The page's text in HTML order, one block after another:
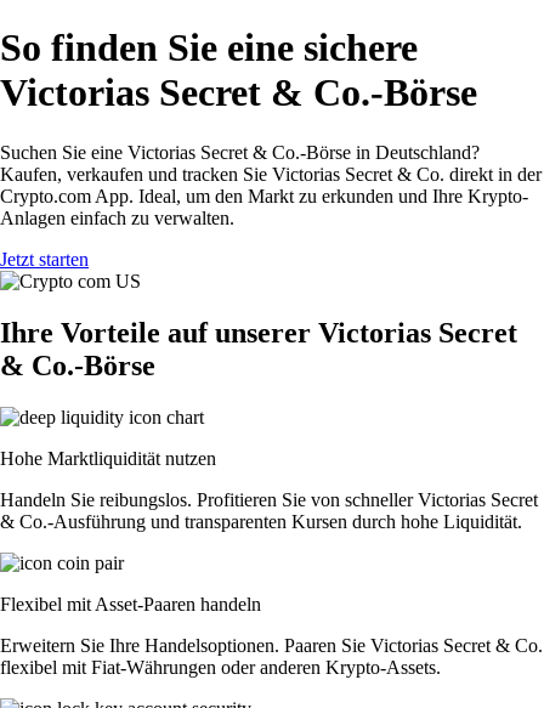
So finden Sie eine sichere
Victorias Secret & Co.-Börse
Suchen Sie eine Victorias Secret & Co.-Börse in Deutschland?
Kaufen, verkaufen und tracken Sie Victorias Secret & Co. direkt in der
Crypto.com App. Ideal, um den Markt zu erkunden und Ihre Krypto-
Anlagen einfach zu verwalten.
Jetzt starten
Ihre Vorteile auf unserer Victorias Secret
& Co.-Börse
Hohe Marktliquidität nutzen
Handeln Sie reibungslos. Profitieren Sie von schneller Victorias Secret
& Co.-Ausführung und transparenten Kursen durch hohe Liquidität.
Flexibel mit Asset-Paaren handeln
Erweitern Sie Ihre Handelsoptionen. Paaren Sie Victorias Secret & Co.
flexibel mit Fiat-Währungen oder anderen Krypto-Assets.